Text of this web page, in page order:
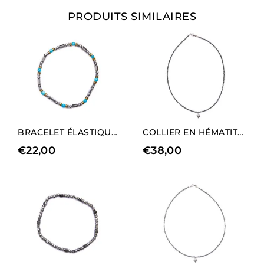
PRODUITS SIMILAIRES
BRACELET ÉLASTIQUE POUR HOMME EN RHODIUM HÉMATITE ET APATITE
€22,00
COLLIER EN HÉMATITE NATURELLE AVEC CHARM EN FORME DE CŒUR (LONGUEUR LONGUE)
€38,00